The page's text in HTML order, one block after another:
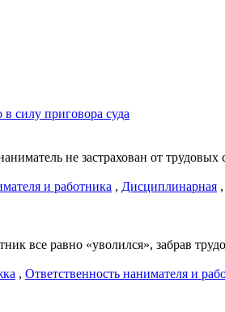
силу приговора суда
не застрахован от
и работника , Дисциплинарная ,
все равно «уволился», забрав
, Ответственность нанимателя и